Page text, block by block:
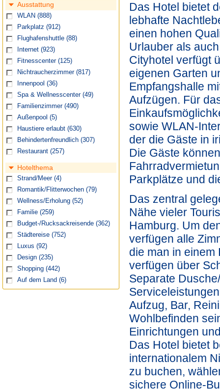
Ausstattung
WLAN (888)
Parkplatz (912)
Flughafenshuttle (88)
Internet (923)
Fitnesscenter (125)
Nichtraucherzimmer (817)
Innenpool (36)
Spa & Wellnesscenter (49)
Familienzimmer (490)
Außenpool (5)
Haustiere erlaubt (630)
Behindertenfreundlich (307)
Restaurant (257)
Hotelthema
Strand/Meer (4)
Romantik/Flitterwochen (79)
Wellness/Erholung (52)
Familie (259)
Budget-/Rucksackreisende (362)
Städtereise (752)
Luxus (92)
Design (235)
Shopping (442)
Auf dem Land (6)
Das Hotel bietet
lebhafte
einen hohen
Urlauber als
Cityhotel verfügt
eigenen Garten
Empfangshalle
Aufzügen. Für
sowie WLAN-
der die Gäste in
Die Gäste
Parkplätze und
Das zentral
Nähe vieler
Hamburg. Um
verfügen alle
die man in einem
verfügen über
Separate
Aufzug, Bar,
Wohlbefinden
Einrichtungen
Das Hotel bietet
internationalem
zu buchen,
sichere Online-